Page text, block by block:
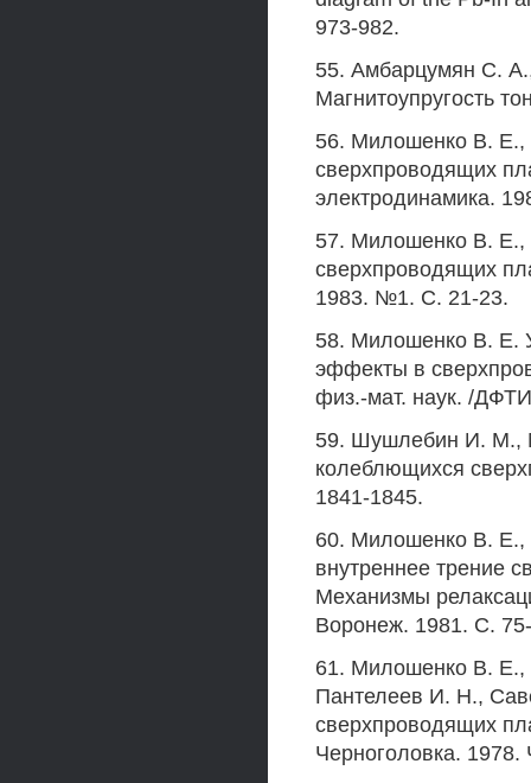
973-982.
55. Амбарцумян С.
Магнитоупругость
56. Милошенко В.
сверхпроводящих
электродинамика.
57. Милошенко В. Е.,
сверхпроводящих
1983. №1. С. 21-23.
58. Милошенко В. Е.
эффекты в
физ.-мат. наук. /
59. Шушлебин И. М.,
колеблющихся
1841-1845.
60. Милошенко В. Е.,
внутреннее трение
Механизмы
Воронеж. 1981. С.
61. Милошенко В.
Пантелеев И. Н.,
сверхпроводящих
Черноголовка.